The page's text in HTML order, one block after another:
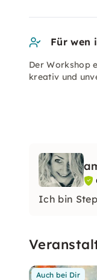
Für wen
Der Workshop
kreativ und
Ich bin
Auch bei Dir